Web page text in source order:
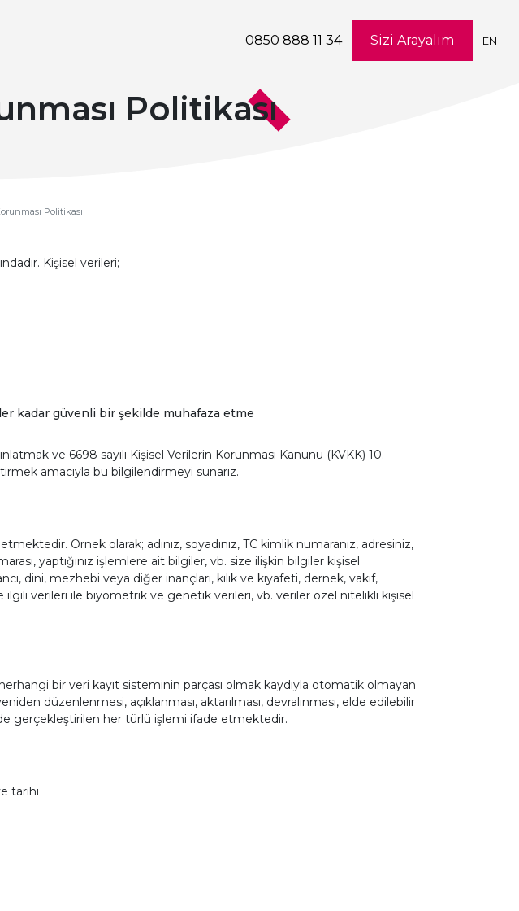
0850 888 11 34 Sizi Arayalım EN
Politikası
Politikası
Kişisel verileri;
kadar güvenli bir şekilde muhafaza etme
ve 6698 sayılı Kişisel Verilerin Korunması Kanunu (KVKK) 10.
amacıyla bu bilgilendirmeyi sunarız.
Örnek olarak; adınız, soyadınız, TC kimlik numaranız, adresiniz,
yaptığınız işlemlere ait bilgiler, vb. size ilişkin bilgiler kişisel
dini, mezhebi veya diğer inançları, kılık ve kıyafeti, dernek, vakıf,
verileri ile biyometrik ve genetik verileri, vb. veriler özel nitelikli kişisel
bir veri kayıt sisteminin parçası olmak kaydıyla otomatik olmayan
düzenlenmesi, açıklanması, aktarılması, devralınması, elde edilebilir
gerçekleştirilen her türlü işlemi ifade etmektedir.
tarihi